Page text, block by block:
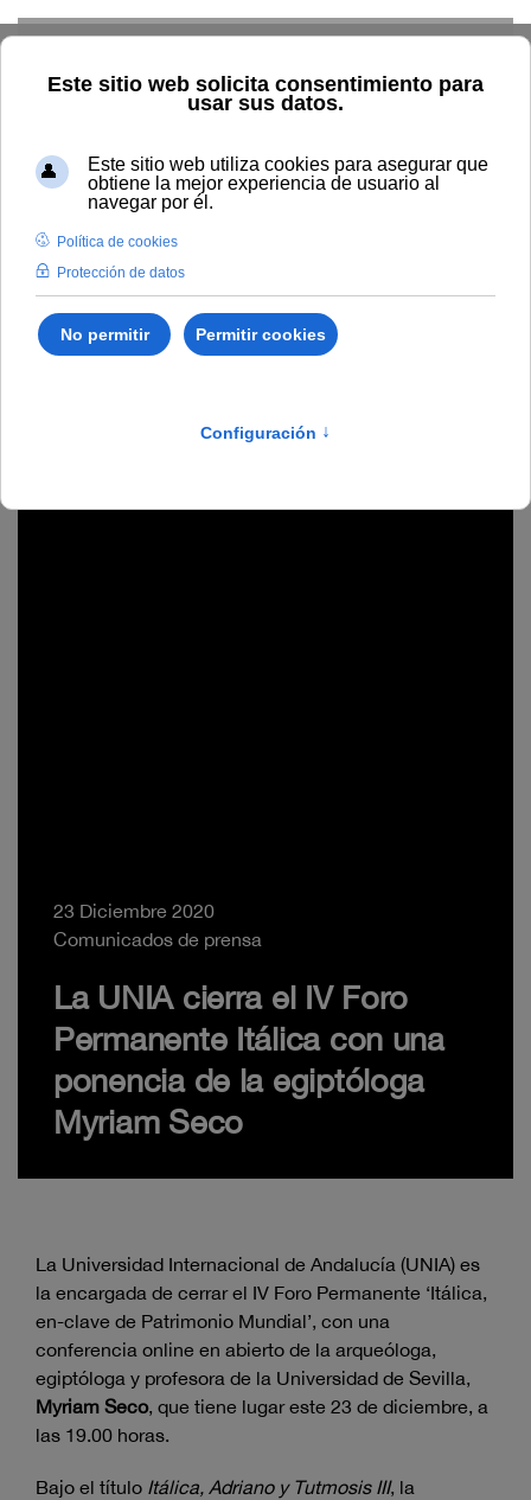
23 Diciembre 2020
Comunicados de prensa
La UNIA cierra el IV Foro
Permanente Itálica con una
ponencia de la egiptóloga
Myriam Seco
La Universidad Internacional de Andalucía (UNIA) es
la encargada de cerrar el IV Foro Permanente ‘Itálica,
en-clave de Patrimonio Mundial’, con una
conferencia online en abierto de la arqueóloga,
egiptóloga y profesora de la Universidad de Sevilla,
Myriam Seco, que tiene lugar este 23 de diciembre, a
las 19.00 horas.
Bajo el título Itálica, Adriano y Tutmosis III, la